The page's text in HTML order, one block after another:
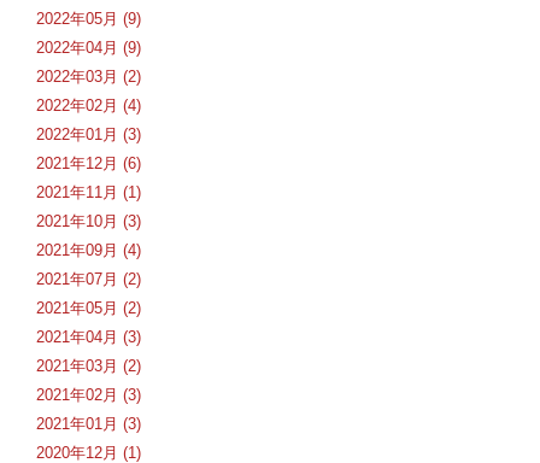
2022年05月 (9)
2022年04月 (9)
2022年03月 (2)
2022年02月 (4)
2022年01月 (3)
2021年12月 (6)
2021年11月 (1)
2021年10月 (3)
2021年09月 (4)
2021年07月 (2)
2021年05月 (2)
2021年04月 (3)
2021年03月 (2)
2021年02月 (3)
2021年01月 (3)
2020年12月 (1)